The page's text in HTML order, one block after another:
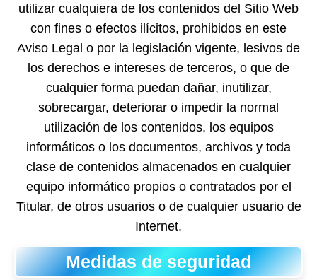
utilizar cualquiera de los contenidos del Sitio Web
con fines o efectos ilícitos, prohibidos en este
Aviso Legal o por la legislación vigente, lesivos de
los derechos e intereses de terceros, o que de
cualquier forma puedan dañar, inutilizar,
sobrecargar, deteriorar o impedir la normal
utilización de los contenidos, los equipos
informáticos o los documentos, archivos y toda
clase de contenidos almacenados en cualquier
equipo informático propios o contratados por el
Titular, de otros usuarios o de cualquier usuario de
Internet.
Medidas de seguridad